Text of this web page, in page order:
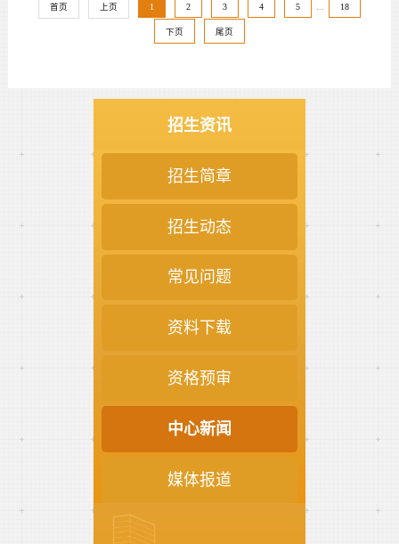
首页 上页 1 2 3 4 5 18
下页 尾页
招生资讯
招生简章
招生动态
常见问题
资料下载
资格预审
中心新闻
媒体报道